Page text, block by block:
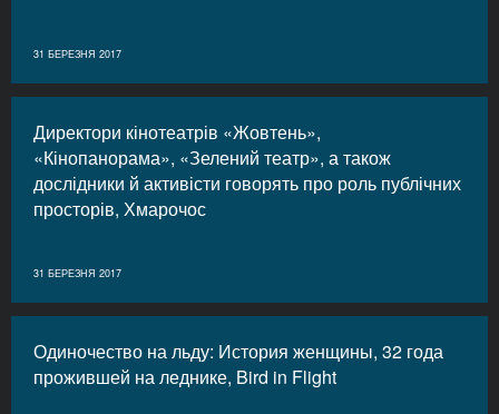
31 БЕРЕЗНЯ 2017
Директори кінотеатрів «Жовтень»,
«Кінопанорама», «Зелений театр», а також
дослідники й активісти говорять про роль публічних
просторів, Хмарочос
31 БЕРЕЗНЯ 2017
Одиночество на льду: История женщины, 32 года
прожившей на леднике, Bird in Flight